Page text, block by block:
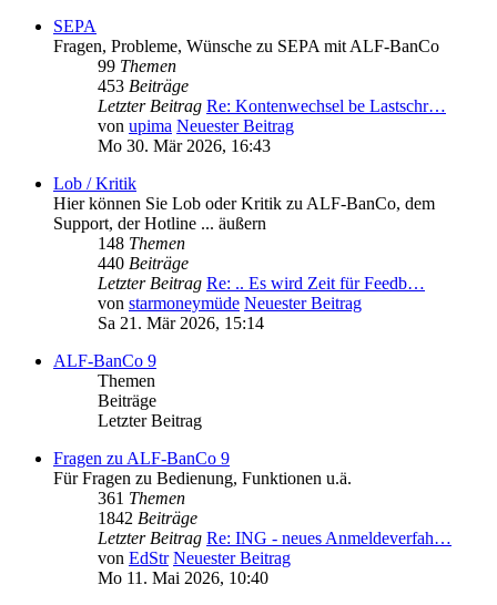
SEPA
Fragen, Probleme, Wünsche zu SEPA mit ALF-BanCo
99 Themen
453 Beiträge
Letzter Beitrag Re: Kontenwechsel be Lastschr…
von upima Neuester Beitrag
Mo 30. Mär 2026, 16:43
Lob / Kritik
Hier können Sie Lob oder Kritik zu ALF-BanCo, dem
Support, der Hotline ... äußern
148 Themen
440 Beiträge
Letzter Beitrag Re: .. Es wird Zeit für Feedb…
von starmoneymüde Neuester Beitrag
Sa 21. Mär 2026, 15:14
ALF-BanCo 9
Themen
Beiträge
Letzter Beitrag
Fragen zu ALF-BanCo 9
Für Fragen zu Bedienung, Funktionen u.ä.
361 Themen
1842 Beiträge
Letzter Beitrag Re: ING - neues Anmeldeverfah…
von EdStr Neuester Beitrag
Mo 11. Mai 2026, 10:40